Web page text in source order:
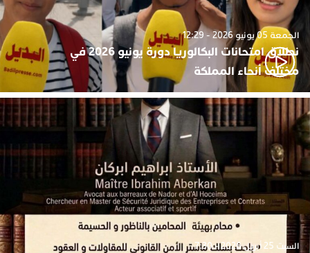
الجمعة 05 يونيو 2026 - 12:29
نطلاق امتحانات البكالوريا دورة يونيو 2026 في
مختلف أنحاء المملكة
السبت 25 أبريل 2026 - 7:30